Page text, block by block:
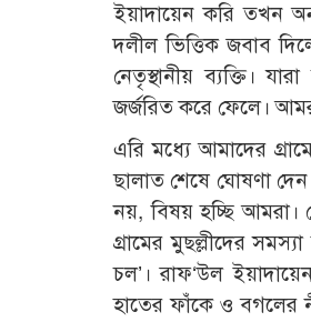
ইয়াদায়েন করি তখন
দলীল ভিত্তিক জবাব
নেতৃস্থানীয় ব্যক্তি।
জর্জরিত করে ফেলে।
এরি মধ্যে আমাদের
ছালাত শেষে ঘোষণা
নয়, বিষয় হচ্ছি আমরা।
গ্রামের মুছল্লীদের
চল’। রাফ‘উল
হাতের ফাঁকে ও বগলের